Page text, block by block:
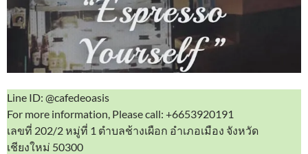
Line ID: @cafedeoasis
For more information, Please call: +6653920191
เลขที่ 202/2 หมู่ที่ 1 ตำบลช้างเผือก อำเภอเมือง จังหวัด
เชียงใหม่ 50300